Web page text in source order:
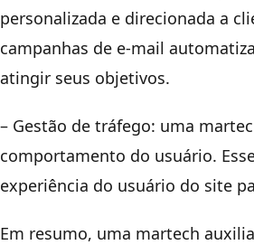
personalizada e direcionada a
campanhas de e-mail
atingir seus objetivos.
– Gestão de tráfego: uma
comportamento do usuário.
experiência do usuário do site
Em resumo, uma martech